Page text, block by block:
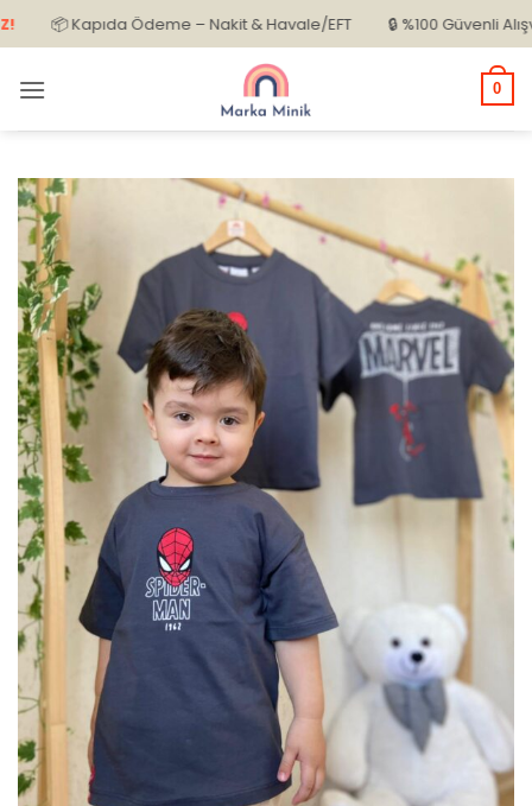
İçeriğe
atla
📦 Kapıda Ödeme – Nakit & Havale/EFT 🔒 %100 Güvenli Alışveriş
0